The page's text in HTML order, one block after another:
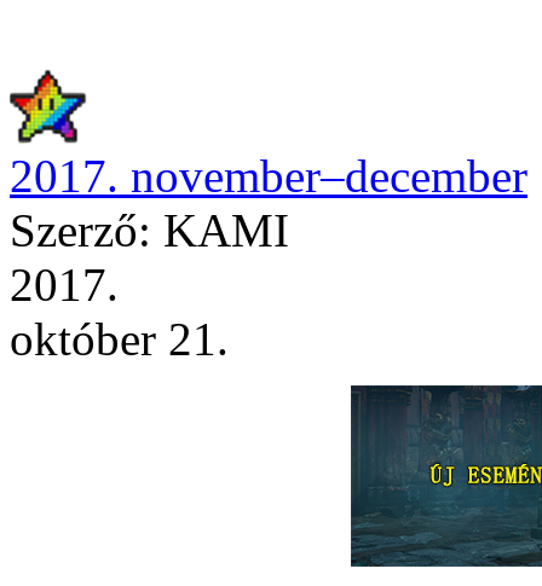
2017. november–december
Szerző: KAMI
2017.
október 21.